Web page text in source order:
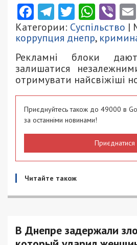
Facebook
Telegram
Twitter
Категории: Суспільство |
коррупция днепр,
Рекламні блоки
залишатися
отримувати найсвіжіші
Приєднуйтесь також до 49000 в
за останніми новинами!
Приєднатися
Читайте також
В Днепре задержали